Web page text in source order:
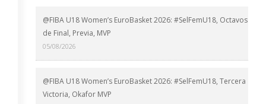
@FIBA U18 Women’s EuroBasket 2026: #SelFemU18, Octavos
de Final, Previa, MVP
05/08/2026
@FIBA U18 Women’s EuroBasket 2026: #SelFemU18, Tercera
Victoria, Okafor MVP